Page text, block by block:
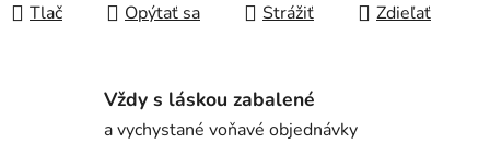
Tlač Opýtať sa Strážiť Zdieľať
Vždy s láskou zabalené
a vychystané voňavé objednávky